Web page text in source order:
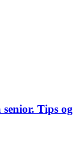
Tips og